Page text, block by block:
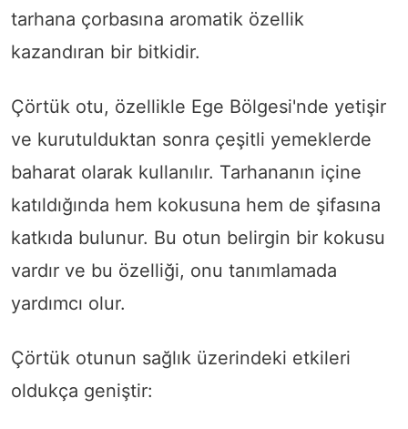
tarhana çorbasına aromatik özellik
kazandıran bir bitkidir.
Çörtük otu, özellikle Ege Bölgesi'nde yetişir
ve kurutulduktan sonra çeşitli yemeklerde
baharat olarak kullanılır. Tarhananın içine
katıldığında hem kokusuna hem de şifasına
katkıda bulunur. Bu otun belirgin bir kokusu
vardır ve bu özelliği, onu tanımlamada
yardımcı olur.
Çörtük otunun sağlık üzerindeki etkileri
oldukça geniştir: